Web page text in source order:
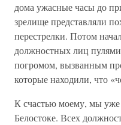
дома ужасные часы до
зрелище представляли
перестрелки. Потом
должностных лиц
погромом, вызванным
которые находили, что
К счастью моему, мы уже
Белостоке. Всех